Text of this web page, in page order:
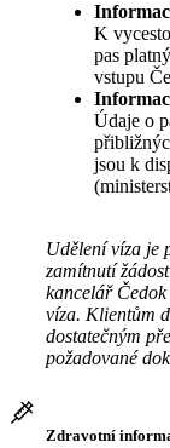
K
pas
vstupu
Údaje o
jsou k
Udělení víza je
zamítnutí
kancelář Čedok
víza. Klientům
dostatečným
požadované
Zdravotní